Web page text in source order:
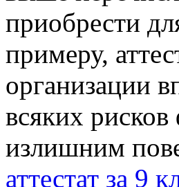
приобрести
примеру,
организации
всяких
излишним
аттестат за 9